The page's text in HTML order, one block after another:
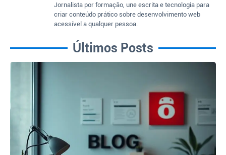
Jornalista por formação, une escrita e tecnologia para
criar conteúdo prático sobre desenvolvimento web
acessível a qualquer pessoa.
Últimos Posts